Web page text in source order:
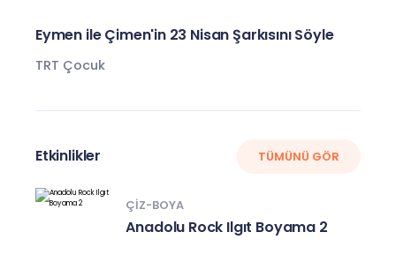
Eymen ile Çimen'in 23 Nisan Şarkısını Söyle
TRT Çocuk
Etkinlikler TÜMÜNÜ GÖR
ÇIZ-BOYA
Anadolu Rock Ilgıt Boyama 2